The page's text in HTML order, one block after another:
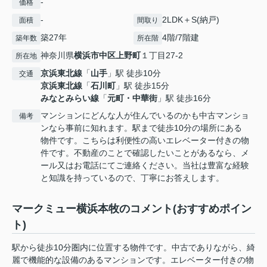
価格 -
面積 - 間取り 2LDK＋S(納戸)
築年数 築27年 所在階 4階/7階建
所在地 神奈川県横浜市中区上野町１丁目27-2
交通 京浜東北線 「山手 」駅 徒歩10分
京浜東北線 「石川町」駅 徒歩15分
みなとみらい線 「元町・中華街」駅 徒歩16分
備考
マンションにどんな人が住んでいるのかも中古マンショ
ンなら事前に知れます。駅まで徒歩10分の場所にある
物件です。こちらは利便性の高いエレベーター付きの物
件です。不動産のことで確認したいことがあるなら、メ
ール又はお電話にてご連絡ください。当社は豊富な経験
と知識を持っているので、丁寧にお答えします。
マークミュー横浜本牧のコメント(おすすめポイン
ト)
駅から徒歩10分圏内に位置する物件です。中古でありながら、綺
麗で機能的な設備のあるマンションです。エレベーター付きの物